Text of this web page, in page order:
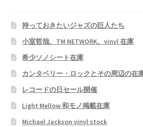
持っておきたいジャズの巨人たち
小室哲哉、TM NETWORK、vinyl 在庫
希少ソノシート在庫
カンタベリー・ロックとその周辺の在
レコードの日セール開催
Light Mellow 和モノ掲載在庫
Michael Jackson vinyl stock